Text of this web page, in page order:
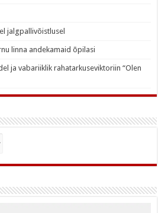
jalgpallivõistlusel
linna andekamaid õpilasi
ja vabariiklik rahatarkuseviktoriin “Olen